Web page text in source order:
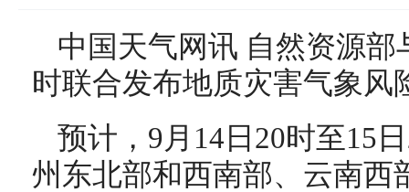
中国天气网讯 自然资源部
时联合发布地质灾害气象风
预计，9月14日20时至15
州东北部和西南部、云南西